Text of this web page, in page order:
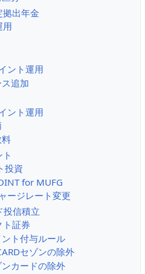
出年金
用
ント運用
ス追加
ント運用
投資
for MUFG
ージレート変更
投信積立
ト証券
ント付与ルール
セゾンの除外
ンカードの除外